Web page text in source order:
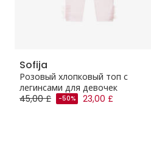
Sofija
Розовый хлопковый топ с
легинсами для девочек
45,00 £
-50% 23,00 £